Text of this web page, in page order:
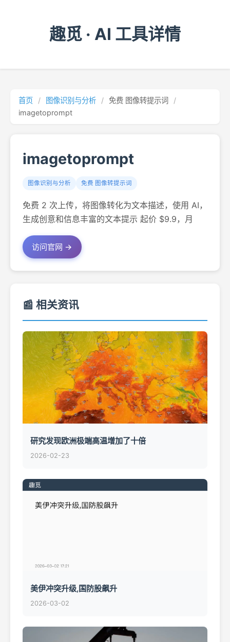
趣觅 · AI 工具详情
首页 / 图像识别与分析 / 免费 图像转提示词
/
imagetoprompt
imagetoprompt
图像识别与分析 免费 图像转提示词
免费 2 次上传，将图像转化为文本描述，使用 AI，
生成创意和信息丰富的文本提示 起价 $9.9，月
访问官网 →
📰 相关资讯
研究发现欧洲极端高温增加了十倍
2026-02-23
美伊冲突升级,国防股飙升
2026-03-02